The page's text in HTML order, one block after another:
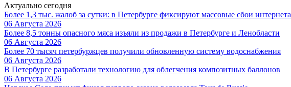
Актуально сегодня
Более 1,3 тыс. жалоб за сутки: в Петербурге фиксируют массовые сбои интернета
06 Августа 2026
Более 8,5 тонны опасного мяса изъяли из продажи в Петербурге и Ленобласти
06 Августа 2026
Более 70 тысяч петербуржцев получили обновленную систему водоснабжения
06 Августа 2026
В Петербурге разработали технологию для облегчения композитных баллонов
06 Августа 2026